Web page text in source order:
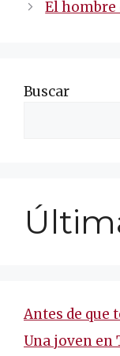
El hombre
Buscar
Antes de que
Una joven en